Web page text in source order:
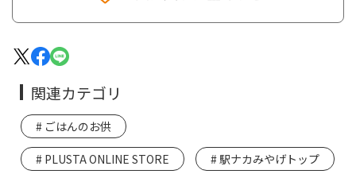
関連カテゴリ
ごはんのお供
PLUSTA ONLINE STORE 駅ナカみやげトップ